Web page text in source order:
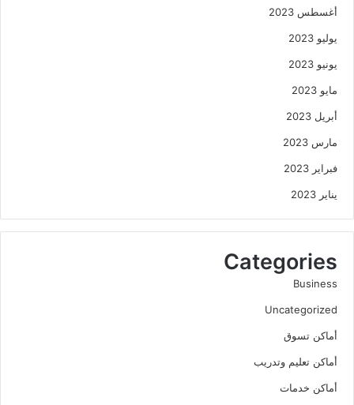
أغسطس 2023
يوليو 2023
يونيو 2023
مايو 2023
أبريل 2023
مارس 2023
فبراير 2023
يناير 2023
Categories
Business
Uncategorized
أماكن تسوق
أماكن تعليم وتدريب
أماكن خدمات